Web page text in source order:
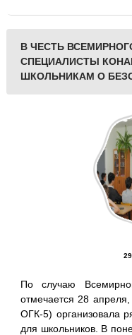
В ЧЕСТЬ
СПЕЦИАЛИСТЫ
ШКОЛЬНИКАМ О
По случаю
отмечается 28
ОГК-5) организовала
для школьников. В